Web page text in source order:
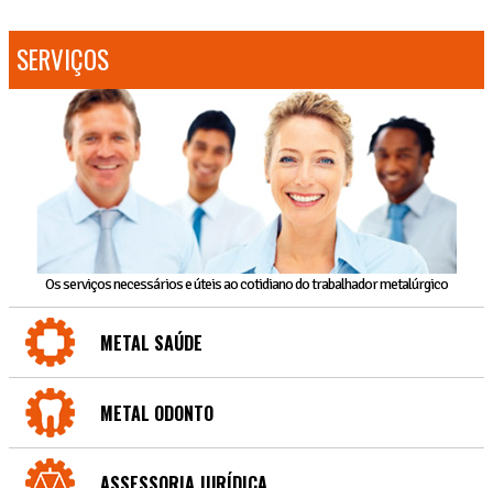
SERVIÇOS
Os serviços necessários e úteis ao cotidiano do trabalhador metalúrgico
METAL SAÚDE
METAL ODONTO